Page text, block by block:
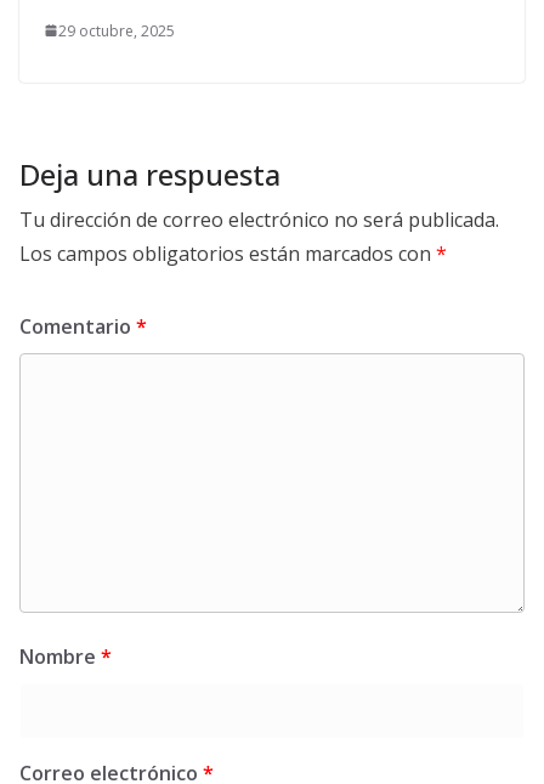
29 octubre, 2025
Deja una respuesta
Tu dirección de correo electrónico no será publicada.
Los campos obligatorios están marcados con *
Comentario *
Nombre *
Correo electrónico *